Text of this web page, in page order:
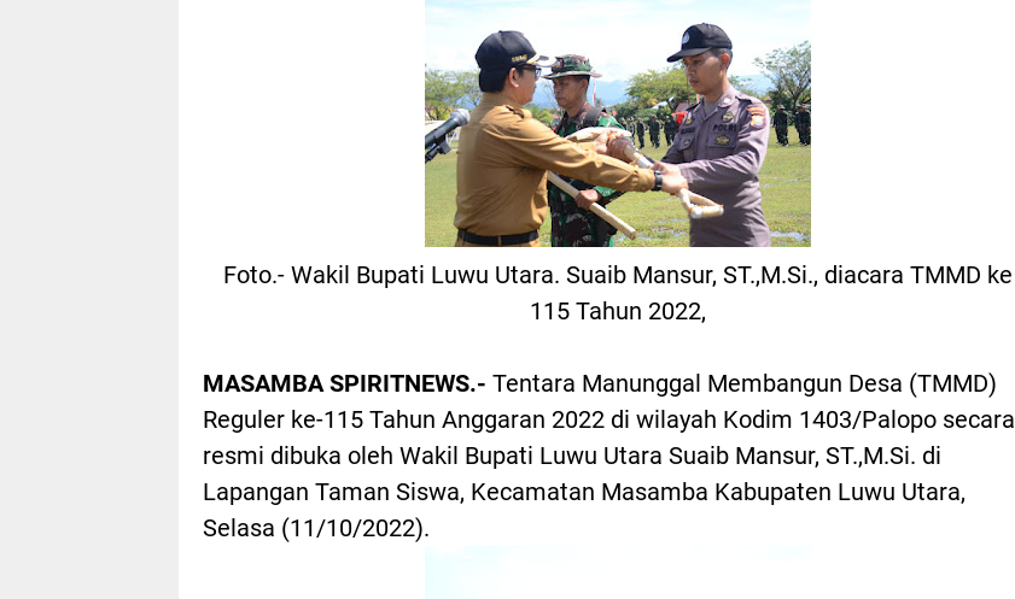
Foto.- Wakil Bupati Luwu Utara. Suaib Mansur, ST.,M.Si., diacara TMMD ke
115 Tahun 2022,
MASAMBA SPIRITNEWS.- Tentara Manunggal Membangun Desa (TMMD)
Reguler ke-115 Tahun Anggaran 2022 di wilayah Kodim 1403/Palopo secara
resmi dibuka oleh Wakil Bupati Luwu Utara Suaib Mansur, ST.,M.Si. di
Lapangan Taman Siswa, Kecamatan Masamba Kabupaten Luwu Utara,
Selasa (11/10/2022).